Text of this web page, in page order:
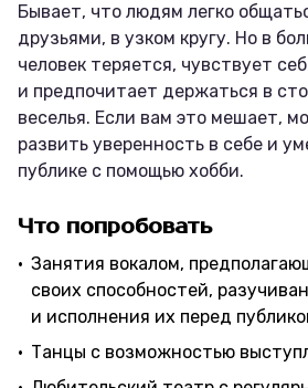
Бывает, что людям легко
друзьями, в узком кругу. Но в
человек теряется, чувствует
и предпочитает держаться в
веселья. Если вам это мешает,
развить уверенность в себе и
публике с помощью хобби.
Что попробовать
Занятия вокалом,
своих способностей,
и исполнения их перед
Танцы с возможностью